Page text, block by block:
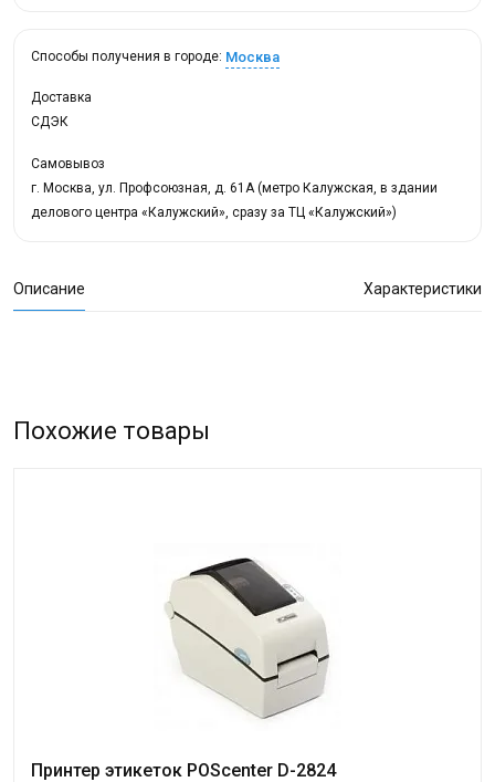
Способы получения в городе: Москва
Доставка
СДЭК
Самовывоз
г. Москва, ул. Профсоюзная, д. 61А (метро Калужская, в здании
делового центра «Калужский», сразу за ТЦ «Калужский»)
Описание Характеристики
Похожие товары
Принтер этикеток POScenter D-2824